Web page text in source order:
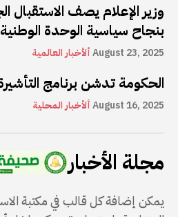
وزير الإعلام يصف الاستقبال
بنجاح سياسية الوحدة
ألأخبار العالميةAugust 23, 2025
الحكومة تدشن برنامج التأشيرة
ألأخبار المحليةAugust 16, 2025
مجلة الأخبار
يمكن إضافة كل قالب في مكتبة